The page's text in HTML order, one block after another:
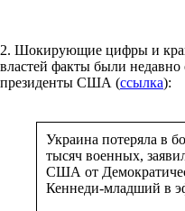
2. Шокирующие цифры и
властей факты были недавно
президенты США (ссылка):
Украина потеряла в
тысяч военных,
США от
Кеннеди-младший в